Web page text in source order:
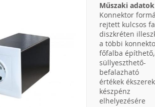
Műszaki adatok
Konnektor
rejtett kulcsos
diszkréten
a többi
főfalba
süllyeszthető-
befalazható
értékek
készpénz
elhelyezésére